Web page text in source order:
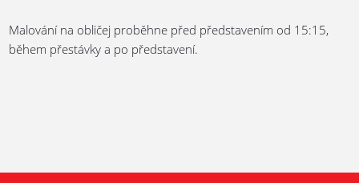
Malování na obličej proběhne před představením od 15:15,
během přestávky a po představení.